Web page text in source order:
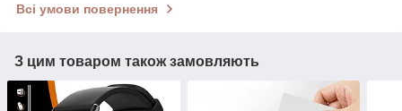
Всі умови повернення
З цим товаром також замовляють